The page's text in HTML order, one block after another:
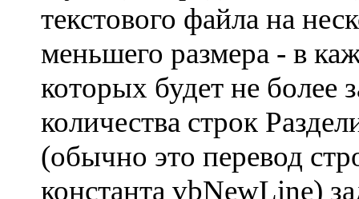
текстового файла на
меньшего размера - в
которых будет не более
количества строк
(обычно это перевод
константа vbNewLine)